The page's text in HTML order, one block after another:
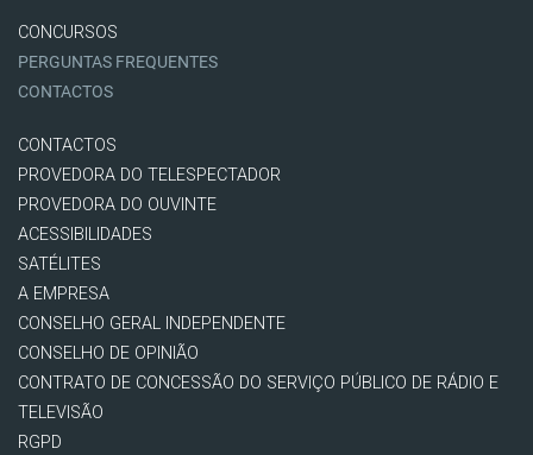
CONCURSOS
PERGUNTAS FREQUENTES
CONTACTOS
CONTACTOS
PROVEDORA DO TELESPECTADOR
PROVEDORA DO OUVINTE
ACESSIBILIDADES
SATÉLITES
A EMPRESA
CONSELHO GERAL INDEPENDENTE
CONSELHO DE OPINIÃO
CONTRATO DE CONCESSÃO DO SERVIÇO PÚBLICO DE RÁDIO E
TELEVISÃO
RGPD